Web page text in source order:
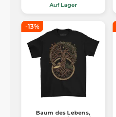
Auf Lager
-13%
Baum des Lebens,